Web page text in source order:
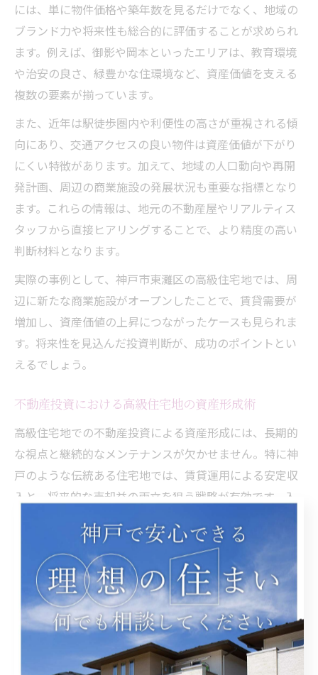
には、単に物件価格や築年数を見るだけでなく、地域の
ブランド力や将来性も総合的に評価することが求められ
ます。例えば、御影や岡本といったエリアは、教育環境
や治安の良さ、緑豊かな住環境など、資産価値を支える
複数の要素が揃っています。
また、近年は駅徒歩圏内や利便性の高さが重視される傾
向にあり、交通アクセスの良い物件は資産価値が下がり
にくい特徴があります。加えて、地域の人口動向や再開
発計画、周辺の商業施設の発展状況も重要な指標となり
ます。これらの情報は、地元の不動産屋やリアルティス
タッフから直接ヒアリングすることで、より精度の高い
判断材料となります。
実際の事例として、神戸市東灘区の高級住宅地では、周
辺に新たな商業施設がオープンしたことで、賃貸需要が
増加し、資産価値の上昇につながったケースも見られま
す。将来性を見込んだ投資判断が、成功のポイントとい
えるでしょう。
不動産投資における高級住宅地の資産形成術
高級住宅地での不動産投資による資産形成には、長期的
な視点と継続的なメンテナンスが欠かせません。特に神
戸のような伝統ある住宅地では、賃貸運用による安定収
入と、将来的な売却益の両立を狙う戦略が有効です。入
設備のグレードアップも資産価値維持に役立ちます。
また、地域の不動産市場動向を定期的にチェックし、不
動産売却のタイミングを見極めることも大切です。神戸
市の不動産売却実績や、リアルティスタッフの専門的な
アドバイスを活用することで、より有利な条件で資産を
現金化することが可能です。